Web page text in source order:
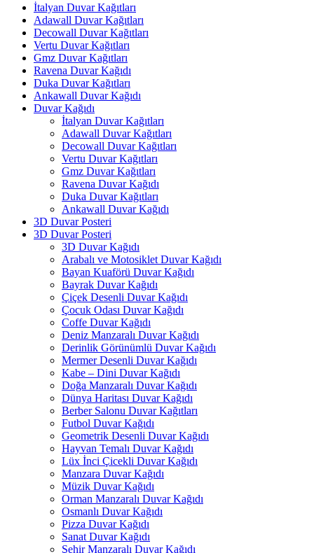
İtalyan Duvar Kağıtları
Adawall Duvar Kağıtları
Decowall Duvar Kağıtları
Vertu Duvar Kağıtları
Gmz Duvar Kağıtları
Ravena Duvar Kağıdı
Duka Duvar Kağıtları
Ankawall Duvar Kağıdı
Duvar Kağıdı
İtalyan Duvar Kağıtları
Adawall Duvar Kağıtları
Decowall Duvar Kağıtları
Vertu Duvar Kağıtları
Gmz Duvar Kağıtları
Ravena Duvar Kağıdı
Duka Duvar Kağıtları
Ankawall Duvar Kağıdı
3D Duvar Posteri
3D Duvar Posteri
3D Duvar Kağıdı
Arabalı ve Motosiklet Duvar Kağıdı
Bayan Kuaförü Duvar Kağıdı
Bayrak Duvar Kağıdı
Çiçek Desenli Duvar Kağıdı
Çocuk Odası Duvar Kağıdı
Coffe Duvar Kağıdı
Deniz Manzaralı Duvar Kağıdı
Derinlik Görünümlü Duvar Kağıdı
Mermer Desenli Duvar Kağıdı
Kabe – Dini Duvar Kağıdı
Doğa Manzaralı Duvar Kağıdı
Dünya Haritası Duvar Kağıdı
Berber Salonu Duvar Kağıtları
Futbol Duvar Kağıdı
Geometrik Desenli Duvar Kağıdı
Hayvan Temalı Duvar Kağıdı
Lüx İnci Çicekli Duvar Kağıdı
Manzara Duvar Kağıdı
Müzik Duvar Kağıdı
Orman Manzaralı Duvar Kağıdı
Osmanlı Duvar Kağıdı
Pizza Duvar Kağıdı
Sanat Duvar Kağıdı
Şehir Manzaralı Duvar Kağıdı